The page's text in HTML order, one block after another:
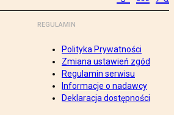
REGULAMIN
Polityka Prywatności
Zmiana ustawień zgód
Regulamin serwisu
Informacje o nadawcy
Deklaracja dostępności